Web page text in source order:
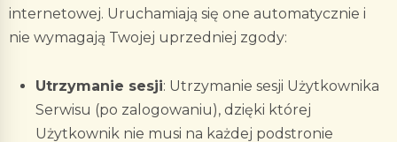
internetowej. Uruchamiają się one automatycznie i
nie wymagają Twojej uprzedniej zgody:
Utrzymanie sesji: Utrzymanie sesji Użytkownika
Serwisu (po zalogowaniu), dzięki której
Użytkownik nie musi na każdej podstronie